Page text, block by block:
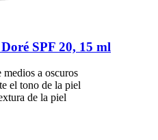
SPF 20, 15 ml
medios a oscuros
el tono de la piel
de la piel